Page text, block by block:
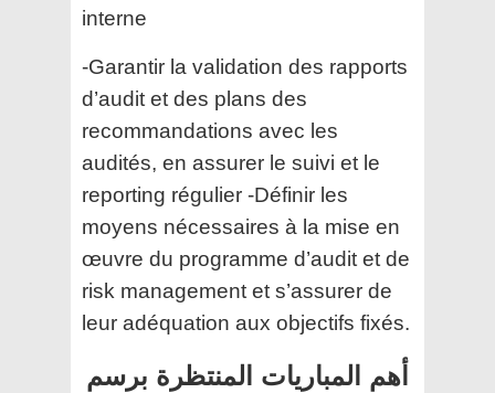
interne
-Garantir la validation des rapports
d’audit et des plans des
recommandations avec les
audités, en assurer le suivi et le
reporting régulier -Définir les
moyens nécessaires à la mise en
œuvre du programme d’audit et de
risk management et s’assurer de
leur adéquation aux objectifs fixés.
أهم المباريات المنتظرة برسم